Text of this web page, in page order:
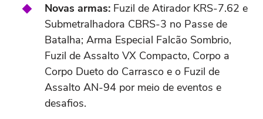
Novas armas: Fuzil de Atirador KRS-7.62 e
Submetralhadora CBRS-3 no Passe de
Batalha; Arma Especial Falcão Sombrio,
Fuzil de Assalto VX Compacto, Corpo a
Corpo Dueto do Carrasco e o Fuzil de
Assalto AN-94 por meio de eventos e
desafios.